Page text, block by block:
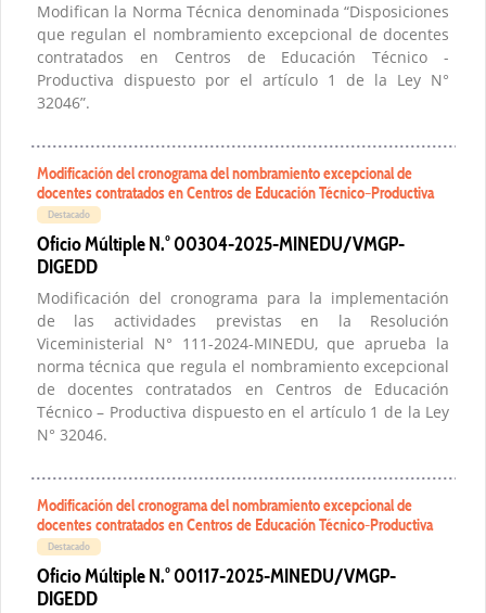
Modifican la Norma Técnica denominada “Disposiciones
que regulan el nombramiento excepcional de docentes
contratados en Centros de Educación Técnico -
Productiva dispuesto por el artículo 1 de la Ley N°
32046”.
Modificación del cronograma del nombramiento excepcional de
docentes contratados en Centros de Educación Técnico–Productiva
Destacado
Oficio Múltiple N.° 00304-2025-MINEDU/VMGP-
DIGEDD
Modificación del cronograma para la implementación
de las actividades previstas en la Resolución
Viceministerial N° 111-2024-MINEDU, que aprueba la
norma técnica que regula el nombramiento excepcional
de docentes contratados en Centros de Educación
Técnico – Productiva dispuesto en el artículo 1 de la Ley
N° 32046.
Modificación del cronograma del nombramiento excepcional de
docentes contratados en Centros de Educación Técnico-Productiva
Destacado
Oficio Múltiple N.° 00117-2025-MINEDU/VMGP-
DIGEDD